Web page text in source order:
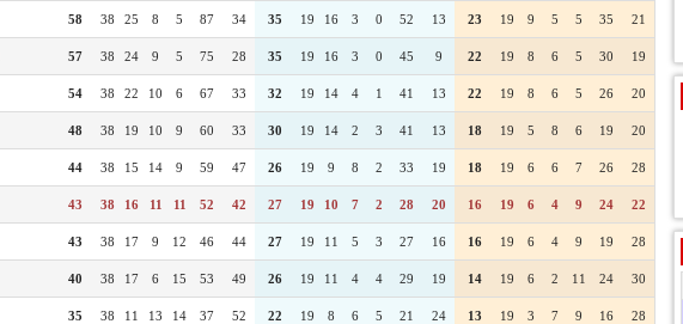
58 38 25 8 5 87 34 35 19 16 3 0 52 13 23 19 9 5 5 35 21
57 38 24 9 5 75 28 35 19 16 3 0 45 9 22 19 8 6 5 30 19
54 38 22 10 6 67 33 32 19 14 4 1 41 13 22 19 8 6 5 26 20
48 38 19 10 9 60 33 30 19 14 2 3 41 13 18 19 5 8 6 19 20
44 38 15 14 9 59 47 26 19 9 8 2 33 19 18 19 6 6 7 26 28
43 38 16 11 11 52 42 27 19 10 7 2 28 20 16 19 6 4 9 24 22
43 38 17 9 12 46 44 27 19 11 5 3 27 16 16 19 6 4 9 19 28
40 38 17 6 15 53 49 26 19 11 4 4 29 19 14 19 6 2 11 24 30
35 38 11 13 14 37 52 22 19 8 6 5 21 24 13 19 3 7 9 16 28